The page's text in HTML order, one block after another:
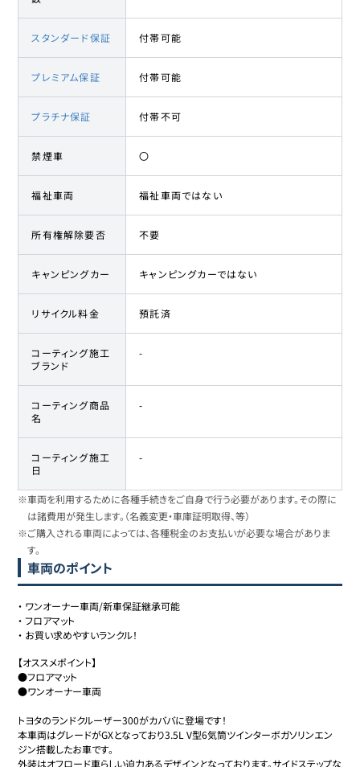
スタンダード保証 付帯可能
プレミアム保証 付帯可能
プラチナ保証 付帯不可
禁煙車 〇
福祉車両 福祉車両ではない
所有権解除要否 不要
キャンピングカー キャンピングカーではない
リサイクル料金 預託済
コーティング施工
ブランド
-
コーティング商品
名
-
コーティング施工
日
-
※車両を利用するために各種手続きをご自身で行う必要があります。その際に
は諸費用が発生します。（名義変更・車庫証明取得、等）
※ご購入される車両によっては、各種税金のお支払いが必要な場合がありま
す。
車両のポイント
・ ワンオーナー車両/新車保証継承可能
・フロアマット
・ お買い求めやすいランクル！
【オススメポイント】
●フロアマット
●ワンオーナー車両
トヨタのランドクルーザー300がカババに登場です！
本車両はグレードがGXとなっており3.5L V型6気筒ツインターボガソリンエン
ジン搭載したお車です。
外装はオフロード車らしい迫力あるデザインとなっております。サイドステップな